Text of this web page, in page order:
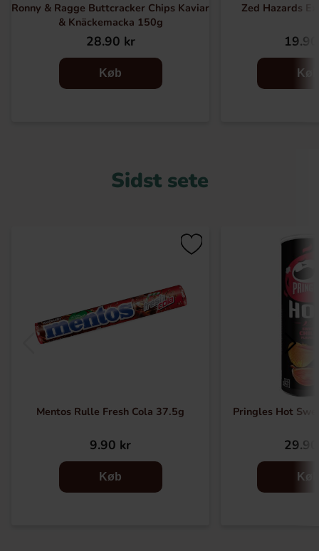
Ronny & Ragge Buttcracker Chips Kaviar
& Knäckemacka 150g
28.90 kr
Køb
Zed Hazards
Køb
Sidst sete
Mentos Rulle Fresh Cola 37.5g
9.90 kr
Køb
Pringles Hot
Køb